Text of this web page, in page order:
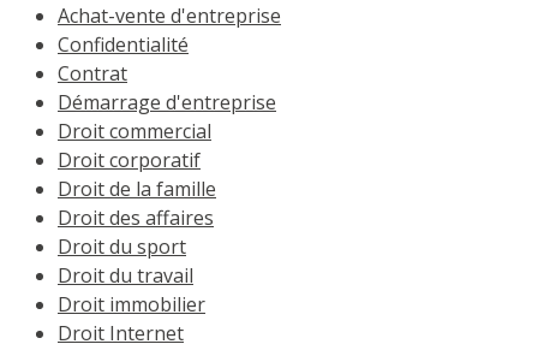
Achat-vente d'entreprise
Confidentialité
Contrat
Démarrage d'entreprise
Droit commercial
Droit corporatif
Droit de la famille
Droit des affaires
Droit du sport
Droit du travail
Droit immobilier
Droit Internet